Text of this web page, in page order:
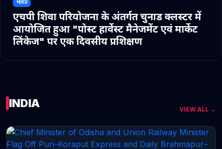
भारत
एचपी शिवा परियोजना के अंतर्गत चुनाड क्लस्टर में
आयोजित हुआ "पोस्ट हार्वेस्ट मैनेजमेंट एवं मार्केट
लिंकेज" पर एक दिवसीय प्रशिक्षण
INDIA VIEW ALL →